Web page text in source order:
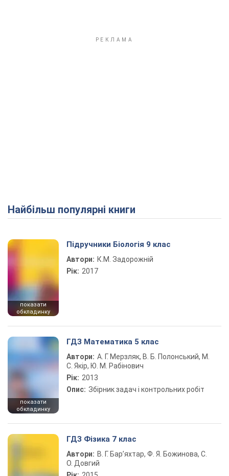
Найбільш популярні книги
показати
обкладинку
Підручники Біологія 9 клас
Автори: К.М. Задорожній
Рік: 2017
показати
обкладинку
ГДЗ Математика 5 клас
Автори: А. Г. Мерзляк, В. Б. Полонський, М.
С. Якір, Ю. М. Рабінович
Рік: 2013
Опис: Збірник задач і контрольних робіт
ГДЗ Фізика 7 клас
Автори: В. Г. Бар’яхтар, Ф. Я. Божинова, С.
О. Довгий